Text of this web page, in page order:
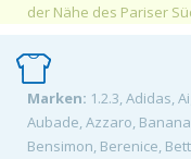
der Nähe des Pariser
Marken: 1.2.3, Adidas,
Aubade, Azzaro,
Bensimon, Berenice,